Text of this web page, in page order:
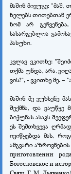
მაშინ მივუგე: "მაშ,
ხელებს თითებთან
ხომ არ
სასარგებლოა
პასუხი.
კვლავ ვკითხე:
თქმა უნდა, არა,
ვის?", - ვკითხე მე. –
მაშინ მე ვუხსენე
შექმნა, და ვაუწყე
ბიჭუნას ასაკს
ეს შემთხვევა
ივიწყებდა მას,
ამგვარი
приготовлении
Богословское и